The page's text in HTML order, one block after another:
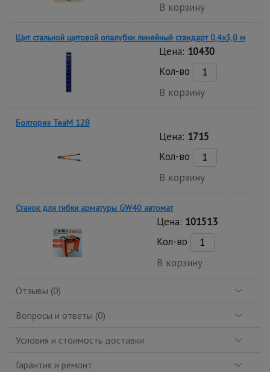
В корзину
Щит стальной щитовой опалубки линейный стандарт 0,4x3,0 м
Цена: 10430
Кол-во
В корзину
Болторез TeaM 12B
Цена: 1715
Кол-во
В корзину
Станок для гибки арматуры GW40 автомат
Цена: 101513
Кол-во
В корзину
Отзывы (0)
Вопросы и ответы (0)
Условия и стоимость доставки
Гарантия и ремонт